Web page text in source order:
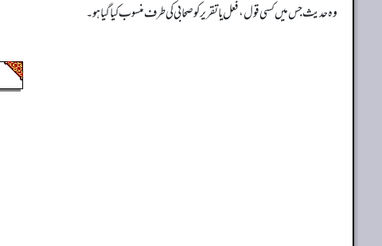
وہ حدیث جس میں کسی قول، فعل یا تقریر کو صحابی کی طرف منسوب کیا گیا ہو۔